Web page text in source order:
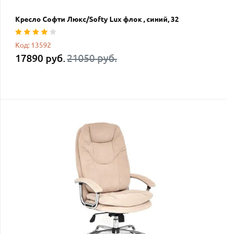
Кресло Софти Люкс/Softy Lux флок , синий, 32
Код: 13592
17890 руб.21050 руб.